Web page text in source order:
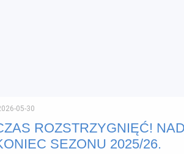
ROZSTRZYGNIĘĆ!
SEZONU 2025/26.
05-30